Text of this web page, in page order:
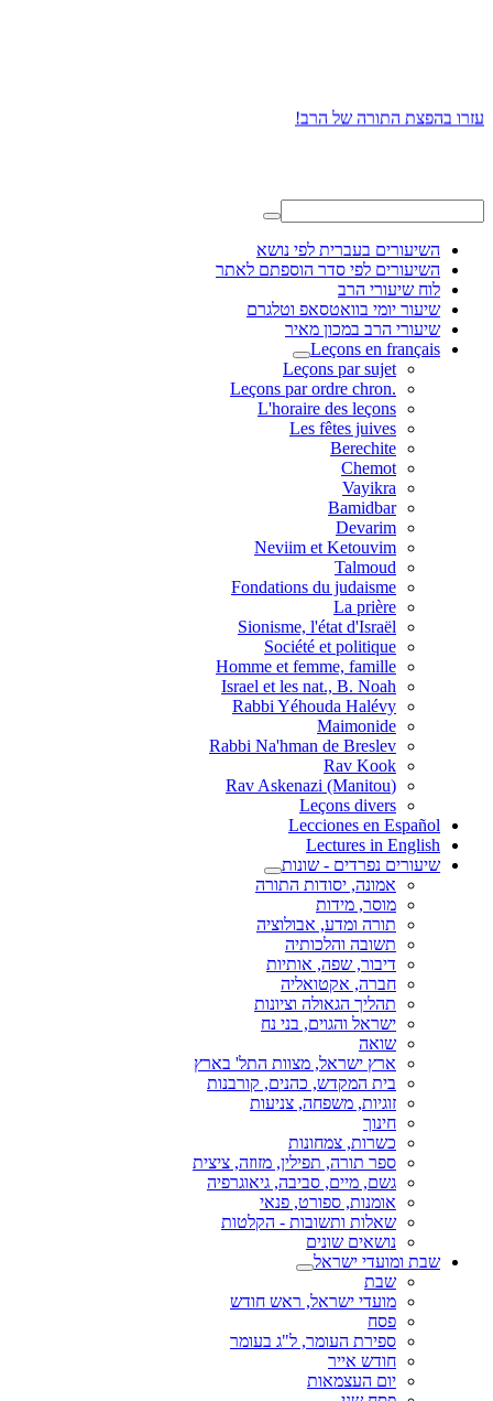
עזרו בהפצת התורה של הרב!
השיעורים בעברית לפי נושא
השיעורים לפי סדר הוספתם לאתר
לוח שיעורי הרב
שיעור יומי בוואטסאפ וטלגרם
שיעורי הרב במכון מאיר
Leçons en français
Leçons par sujet
.Leçons par ordre chron
L'horaire des leçons
Les fêtes juives
Berechite
Chemot
Vayikra
Bamidbar
Devarim
Neviim et Ketouvim
Talmoud
Fondations du judaisme
La prière
Sionisme, l'état d'Israël
Société et politique
Homme et femme, famille
Israel et les nat., B. Noah
Rabbi Yéhouda Halévy
Maimonide
Rabbi Na'hman de Breslev
Rav Kook
(Rav Askenazi (Manitou
Leçons divers
Lecciones en Español
Lectures in English
שיעורים נפרדים - שונות
אמונה, יסודות התורה
מוסר, מידות
תורה ומדע, אבולוציה
תשובה והלכותיה
דיבור, שפה, אותיות
חברה, אקטואליה
תהליך הגאולה וציונות
ישראל והגוים, בני נח
שואה
ארץ ישראל, מצוות התל' בארץ
בית המקדש, כהנים, קורבנות
זוגיות, משפחה, צניעות
חינוך
כשרות, צמחונות
ספר תורה, תפילין, מזוזה, ציצית
גשם, מיים, סביבה, גיאוגרפיה
אומנות, ספורט, פנאי
שאלות ותשובות - הקלטות
נושאים שונים
שבת ומועדי ישראל
שבת
מועדי ישראל, ראש חודש
פסח
ספירת העומר, ל"ג בעומר
חודש אייר
יום העצמאות